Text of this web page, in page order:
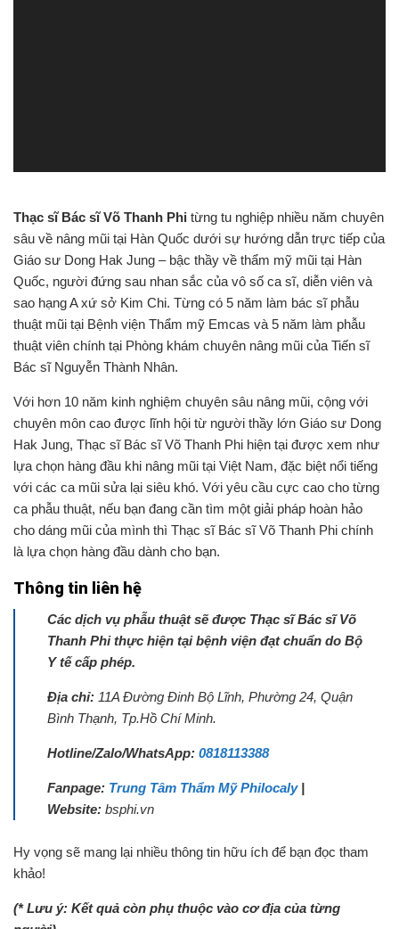
Thạc sĩ Bác sĩ Võ Thanh Phi từng tu nghiệp nhiều năm chuyên
sâu về nâng mũi tại Hàn Quốc dưới sự hướng dẫn trực tiếp của
Giáo sư Dong Hak Jung – bậc thầy về thẩm mỹ mũi tại Hàn
Quốc, người đứng sau nhan sắc của vô số ca sĩ, diễn viên và
sao hạng A xứ sở Kim Chi. Từng có 5 năm làm bác sĩ phẫu
thuật mũi tại Bệnh viện Thẩm mỹ Emcas và 5 năm làm phẫu
thuật viên chính tại Phòng khám chuyên nâng mũi của Tiến sĩ
Bác sĩ Nguyễn Thành Nhân.
Với hơn 10 năm kinh nghiệm chuyên sâu nâng mũi, cộng với
chuyên môn cao được lĩnh hội từ người thầy lớn Giáo sư Dong
Hak Jung, Thạc sĩ Bác sĩ Võ Thanh Phi hiện tại được xem như
lựa chọn hàng đầu khi nâng mũi tại Việt Nam, đặc biệt nổi tiếng
với các ca mũi sửa lại siêu khó. Với yêu cầu cực cao cho từng
ca phẫu thuật, nếu bạn đang cần tìm một giải pháp hoàn hảo
cho dáng mũi của mình thì Thạc sĩ Bác sĩ Võ Thanh Phi chính
là lựa chọn hàng đầu dành cho bạn.
Thông tin liên hệ
Các dịch vụ phẫu thuật sẽ được Thạc sĩ Bác sĩ Võ
Thanh Phi thực hiện tại bệnh viện đạt chuẩn do Bộ
Y tế cấp phép.
Địa chỉ: 11A Đường Đinh Bộ Lĩnh, Phường 24, Quận
Bình Thạnh, Tp.Hồ Chí Minh.
Hotline/Zalo/WhatsApp: 0818113388
Fanpage: Trung Tâm Thẩm Mỹ Philocaly |
Website: bsphi.vn
Hy vọng sẽ mang lại nhiều thông tin hữu ích để bạn đọc tham
khảo!
(* Lưu ý: Kết quả còn phụ thuộc vào cơ địa của từng